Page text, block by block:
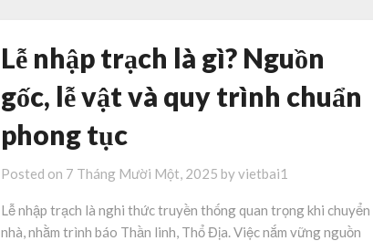
Lễ nhập trạch là gì? Nguồn
gốc, lễ vật và quy trình chuẩn
phong tục
Posted on 7 Tháng Mười Một, 2025 byvietbai1
Lễ nhập trạch là nghi thức truyền thống quan trọng khi chuyển
nhà, nhằm trình báo Thần linh, Thổ Địa. Việc nắm vững nguồn